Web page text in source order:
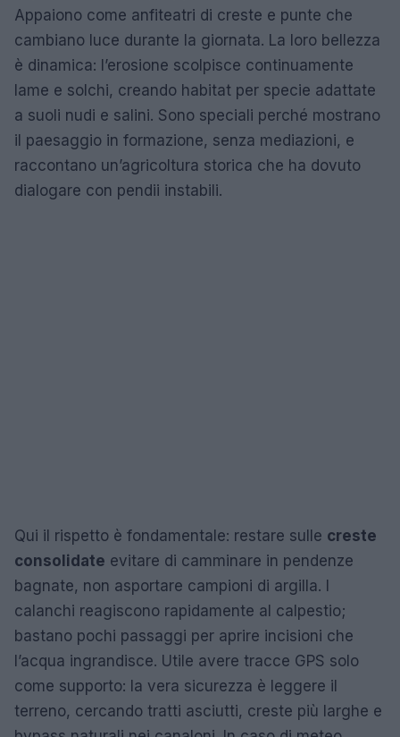
Appaiono come anfiteatri di creste e punte che
cambiano luce durante la giornata. La loro bellezza
è dinamica: l’erosione scolpisce continuamente
lame e solchi, creando habitat per specie adattate
a suoli nudi e salini. Sono speciali perché mostrano
il paesaggio in formazione, senza mediazioni, e
raccontano un’agricoltura storica che ha dovuto
dialogare con pendii instabili.
Qui il rispetto è fondamentale: restare sulle creste
consolidate evitare di camminare in pendenze
bagnate, non asportare campioni di argilla. I
calanchi reagiscono rapidamente al calpestio;
bastano pochi passaggi per aprire incisioni che
l’acqua ingrandisce. Utile avere tracce GPS solo
come supporto: la vera sicurezza è leggere il
terreno, cercando tratti asciutti, creste più larghe e